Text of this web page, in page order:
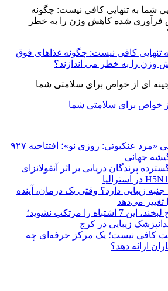
تنهایی کافی نیست: چگونه غذاهای فوق
وزن را به خطر می اندازند؟
از خواص برای سلامتی شما
رکوردشکنی تاریخی «مرد عنکبوتی: روزی نو»؛ افتتاحیه ۹۲۷
جهانی
پرندگان دریایی بر اثر آنفولانزای
زیبایی دارد؟ وقتی یک درمان، آینده
تغییر می‌دهد
قبل از اصلاح طرح لبخند، این 7 اشتباه را مرتکب نشوید؛
زیبایی در کرج
کافی نیست؛ یک مرکز حرفه‌ای چه
ارائه دهد؟